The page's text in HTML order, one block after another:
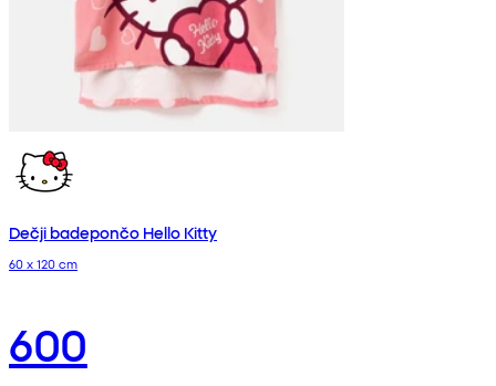
Dečji badepončo Hello Kitty
60 x 120 cm
600